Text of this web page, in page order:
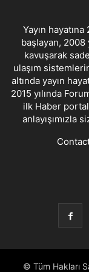
Yayın
başlayan, 2008
kavuşarak
ulaşım
altında yayın
2015 yılında
ilk Haber
anlayışımızla
© Tüm Hakları